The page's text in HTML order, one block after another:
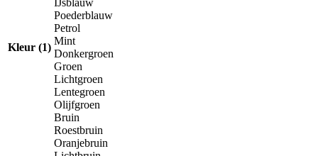
Kleur (1)
Poederblauw
Petrol
Mint
Donkergroen
Groen
Lichtgroen
Lentegroen
Olijfgroen
Bruin
Roestbruin
Oranjebruin